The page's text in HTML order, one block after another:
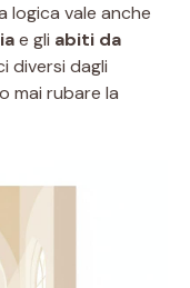
logica vale anche
e gli abiti da
diversi dagli
mai rubare la